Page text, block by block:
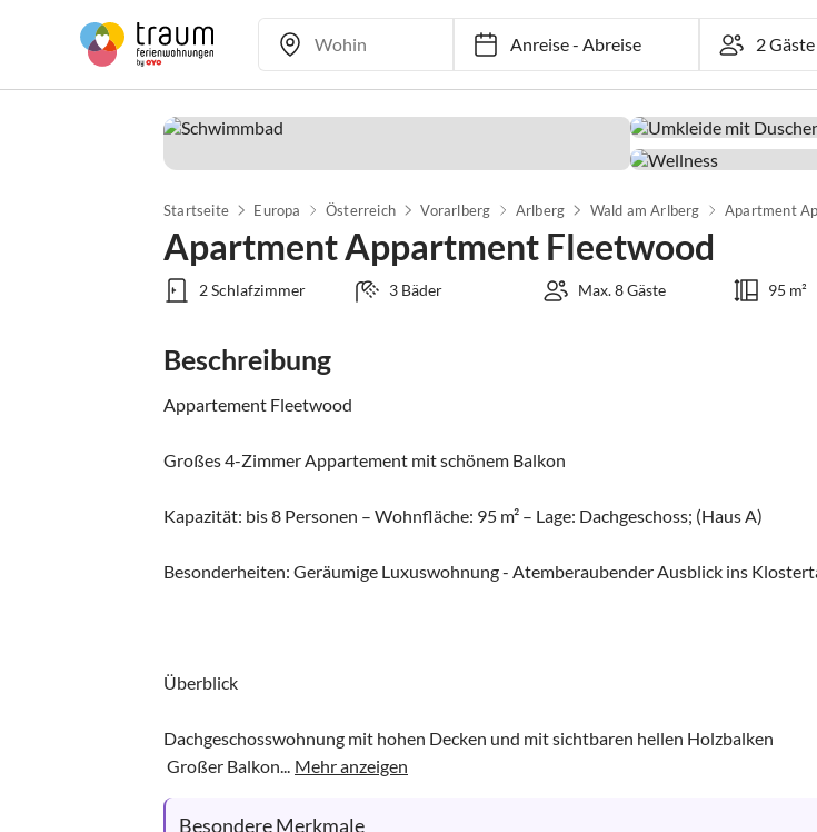
Anreise-Abreise
Startseite Europa Österreich Vorarlberg Arlberg Wald am Arlberg
Apartment Appartment Fleetwood
2 Schlafzimmer 3 Bäder Max. 8 Gäste 95 m²
Beschreibung
Appartement Fleetwood
Großes 4-Zimmer Appartement mit schönem Balkon
Kapazität: bis 8 Personen – Wohnfläche: 95 m² – Lage: Dachgeschoss; (Haus A)
Besonderheiten: Geräumige Luxuswohnung - Atemberaubender Ausblick ins
Überblick
Dachgeschosswohnung mit hohen Decken und mit sichtbaren hellen Holzbalken
Großer Balkon... Mehr anzeigen
Besondere Merkmale